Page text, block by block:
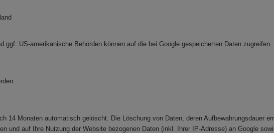
US-amerikanische Behörden können auf die bei Google gespeicherten Daten zugreifen.
14 Monaten automatisch gelöscht. Die Löschung von Daten, deren Aufbewahrungsdauer
und auf Ihre Nutzung der Website bezogenen Daten (inkl. Ihrer IP-Adresse) an Google